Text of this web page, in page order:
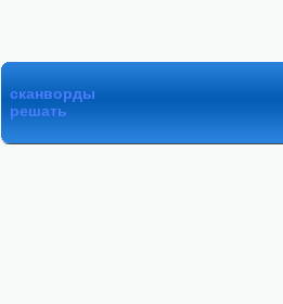
сканворды
решать